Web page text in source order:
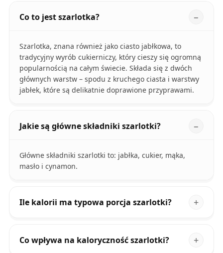
Co to jest szarlotka?
Szarlotka, znana również jako ciasto jabłkowa, to
tradycyjny wyrób cukierniczy, który cieszy się ogromną
popularnością na całym świecie. Składa się z dwóch
głównych warstw – spodu z kruchego ciasta i warstwy
jabłek, które są delikatnie doprawione przyprawami.
Jakie są główne składniki szarlotki?
Główne składniki szarlotki to: jabłka, cukier, mąka,
masło i cynamon.
Ile kalorii ma typowa porcja szarlotki?
Co wpływa na kaloryczność szarlotki?